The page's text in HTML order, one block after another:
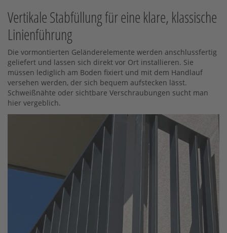
Vertikale Stabfüllung für eine klare, klassische
Linienführung
Die vormontierten Geländerelemente werden anschlussfertig
geliefert und lassen sich direkt vor Ort installieren. Sie
müssen lediglich am Boden fixiert und mit dem Handlauf
versehen werden, der sich bequem aufstecken lässt.
Schweißnähte oder sichtbare Verschraubungen sucht man
hier vergeblich.